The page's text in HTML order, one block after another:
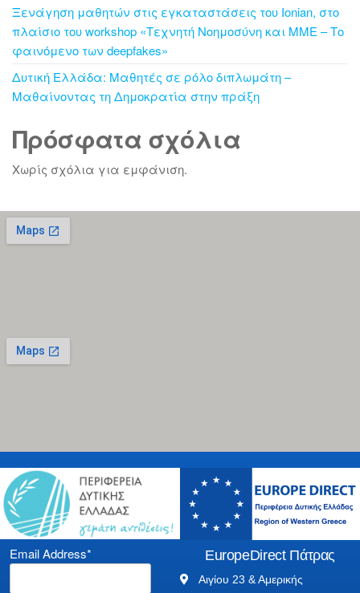
Ξενάγηση μαθητών στις εγκαταστάσεις του Ionian, στο
πλαίσιο του workshop «Τεχνητή Νοημοσύνη και ΜΜΕ – Το
φαινόμενο των deepfakes»
Δυτική Ελλάδα: Μαθητές σε ρόλο διπλωμάτη –
Μαθαίνοντας τη Δημοκρατία στην πράξη
Πρόσφατα σχόλια
Χωρίς σχόλια για εμφάνιση.
Email Address* EuropeDirect Πάτρας
Αιγίου 23 & Αμερικής